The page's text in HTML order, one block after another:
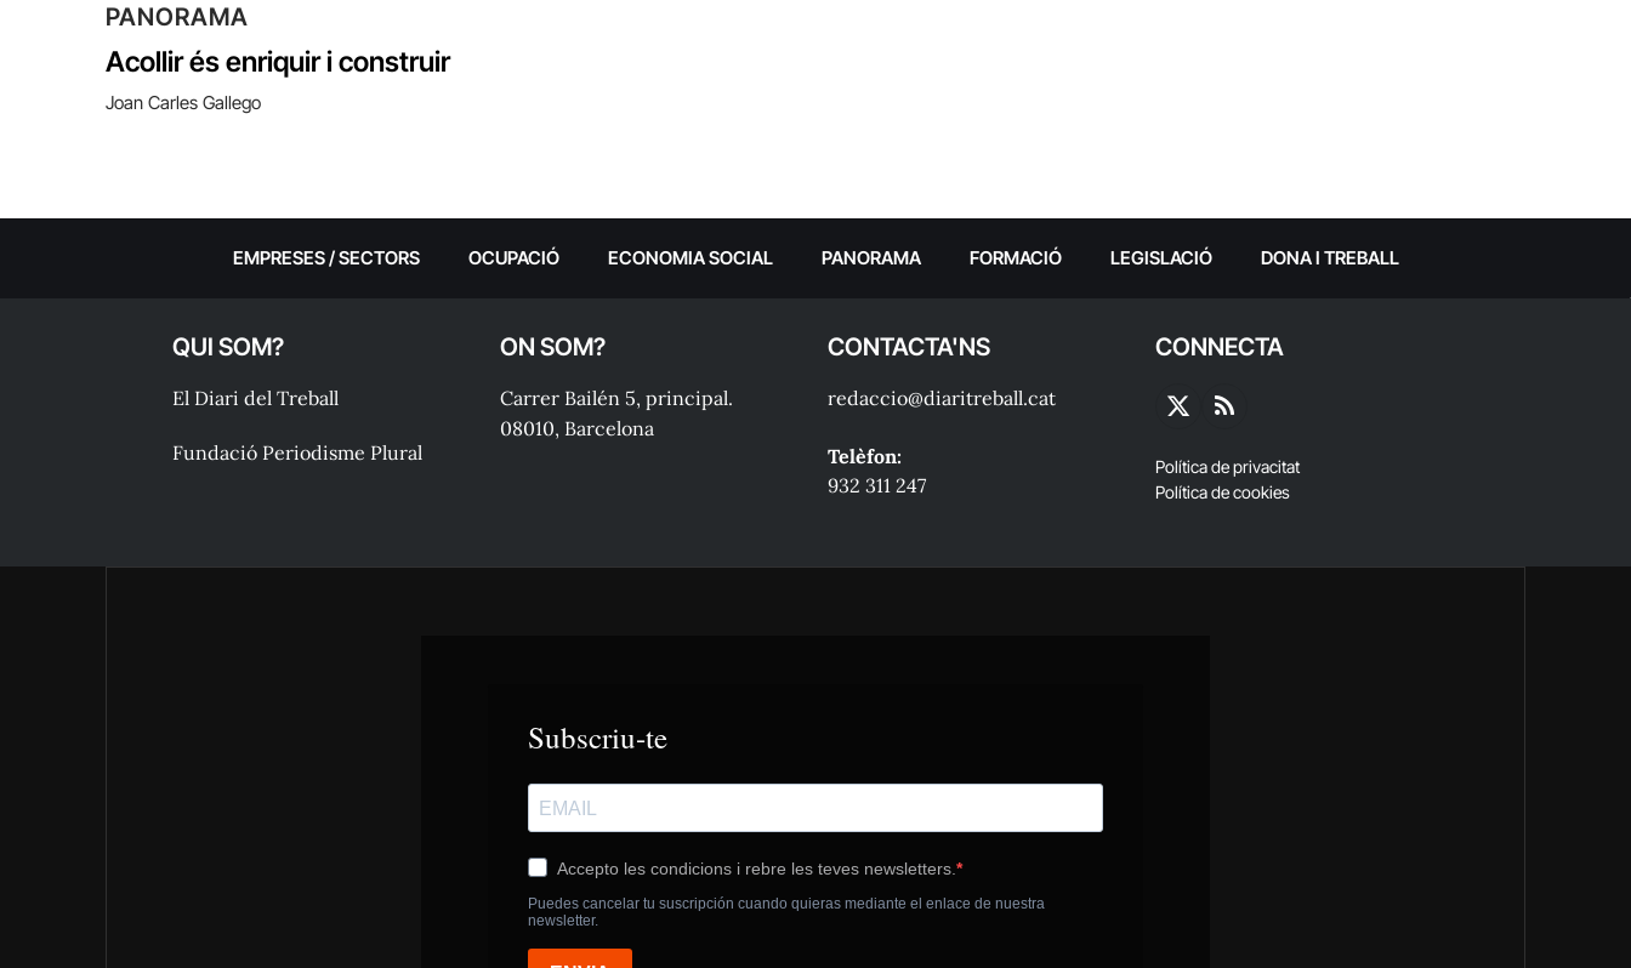
PANORAMA
Acollir és enriquir i construir
Joan Carles Gallego
EMPRESES / SECTORS OCUPACIÓ ECONOMIA SOCIAL PANORAMA FORMACIÓ LEGISLACIÓ DONA I TREBALL
QUI SOM?
El Diari del Treball
Fundació Periodisme Plural
ON SOM?
Carrer Bailén 5, principal.
08010, Barcelona
CONTACTA'NS
redaccio@diaritreball.cat
Telèfon:
932 311 247
CONNECTA
X
RSS
Política de privacitat
Política de cookies